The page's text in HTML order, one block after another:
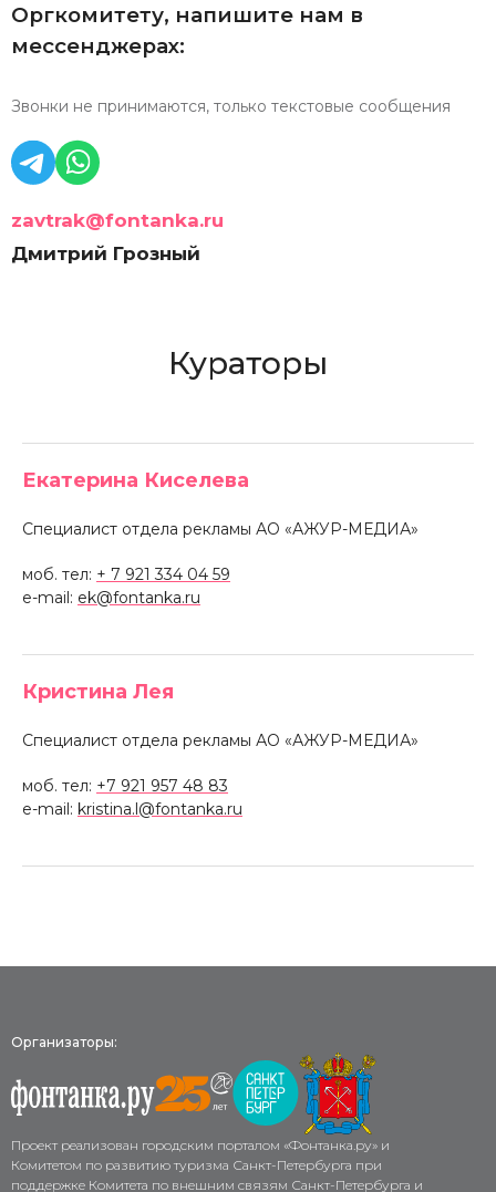
Оргкомитету, напишите нам в
мессенджерах:
Звонки не принимаются, только текстовые сообщения
zavtrak@fontanka.ru
Дмитрий Грозный
Кураторы
Екатерина Киселева
Специалист отдела рекламы АО «АЖУР-МЕДИА»
моб. тел: + 7 921 334 04 59
e-mail: ek@fontanka.ru
Кристина Лея
Специалист отдела рекламы АО «АЖУР-МЕДИА»
моб. тел: +7 921 957 48 83
e-mail: kristina.l@fontanka.ru
Организаторы:
Проект реализован городским порталом «Фонтанка.ру» и
Комитетом по развитию туризма Санкт-Петербурга при
поддержке Комитета по внешним связям Санкт-Петербурга и